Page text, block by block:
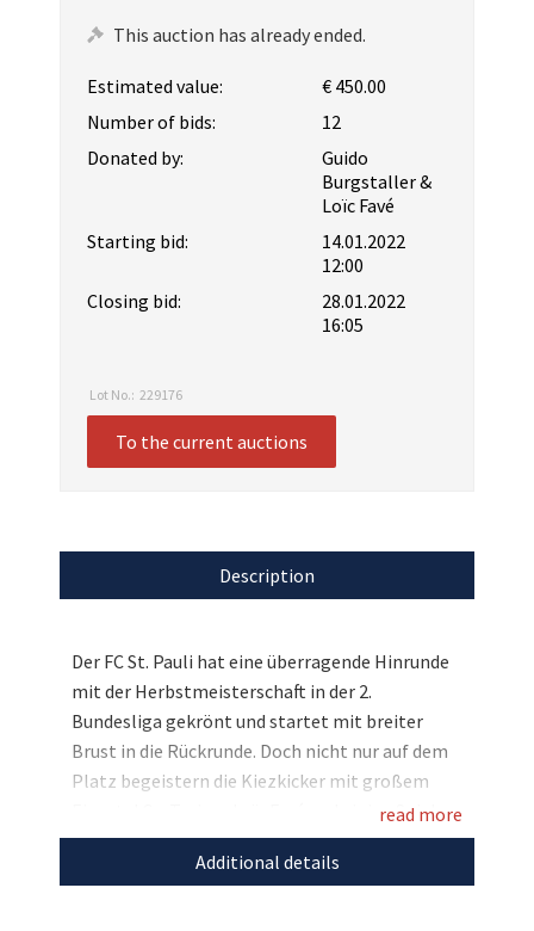
This auction has already ended.
Estimated value:
€ 450.00
Number of bids:
12
Donated by:
Guido
Burgstaller &
Loïc Favé
Starting bid:
14.01.2022
12:00
Closing bid:
28.01.2022
16:05
Lot No.: 229176
To the current auctions
Description
Der FC St. Pauli hat eine überragende Hinrunde
mit der Herbstmeisterschaft in der 2.
Bundesliga gekrönt und startet mit breiter
Brust in die Rückrunde. Doch nicht nur auf dem
Platz begeistern die Kiezkicker mit großem
Einsatz! Co-Trainer Loïc Favé und einige Spieler
des FC St. Pauli haben sich nun dazu
entschieden, ihre Trikots für das Mutmach-
read more
Additional details